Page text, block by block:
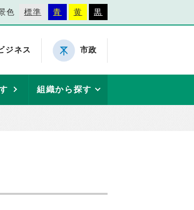
色 標準 青 黄 黒
ジネス 市政
組織から探す